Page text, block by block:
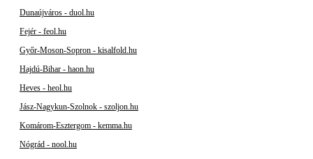
Dunaújváros - duol.hu
Fejér - feol.hu
Győr-Moson-Sopron - kisalfold.hu
Hajdú-Bihar - haon.hu
Heves - heol.hu
Jász-Nagykun-Szolnok - szoljon.hu
Komárom-Esztergom - kemma.hu
Nógrád - nool.hu